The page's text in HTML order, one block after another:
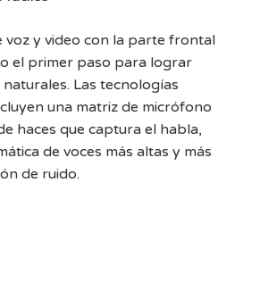
voz y video con la parte frontal
el primer paso para lograr
Las tecnologías
una matriz de micrófono
haces que captura el habla,
de voces más altas y más
de ruido.